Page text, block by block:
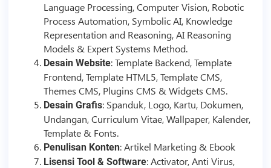
Language Processing, Computer Vision, Robotic
Process Automation, Symbolic AI, Knowledge
Representation and Reasoning, AI Reasoning
Models & Expert Systems Method.
Desain Website:TemplateBackend,Template
Frontend,TemplateHTML5,TemplateCMS,
Themes CMS, Plugins CMS & Widgets CMS.
Desain Grafis: Spanduk, Logo, Kartu, Dokumen,
Undangan, Curriculum Vitae, Wallpaper, Kalender,
Template& Fonts.
Penulisan Konten: Artikel Marketing & Ebook
Lisensi Tool & Software: Activator, Anti Virus,